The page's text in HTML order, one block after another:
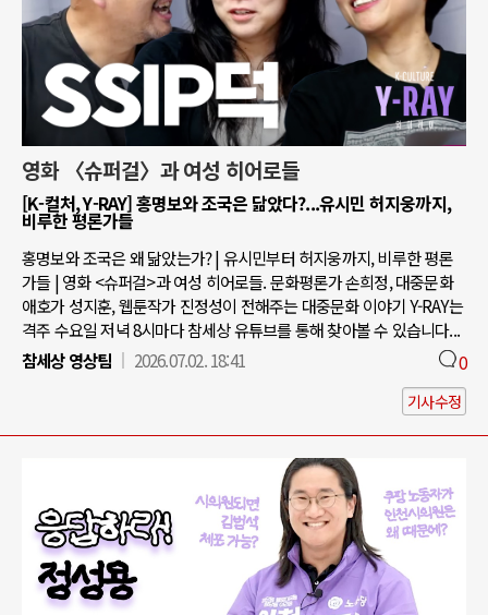
영화 〈슈퍼걸〉과 여성 히어로들
[K-컬처, Y-RAY] 홍명보와 조국은 닮았다?...유시민 허지웅까지,
비루한 평론가들
홍명보와 조국은 왜 닮았는가? | 유시민부터 허지웅까지, 비루한 평론
가들 | 영화 <슈퍼걸>과 여성 히어로들. 문화평론가 손희정, 대중문화
애호가 성지훈, 웹툰작가 진정성이 전해주는 대중문화 이야기 Y-RAY는
격주 수요일 저녁 8시마다 참세상 유튜브를 통해 찾아볼 수 있습니다...
참세상 영상팀
2026.07.02. 18:41 0
기사수정